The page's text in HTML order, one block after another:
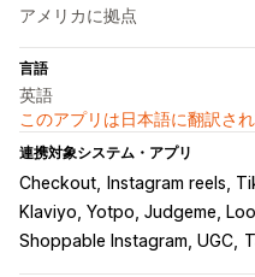
アメリカに拠点
言語
英語
このアプリは日本語に翻訳さ
連携対象システム・アプリ
Checkout
Instagram reels,
Klaviyo, Yotpo, Judgeme,
Shoppable Instagram, UGC